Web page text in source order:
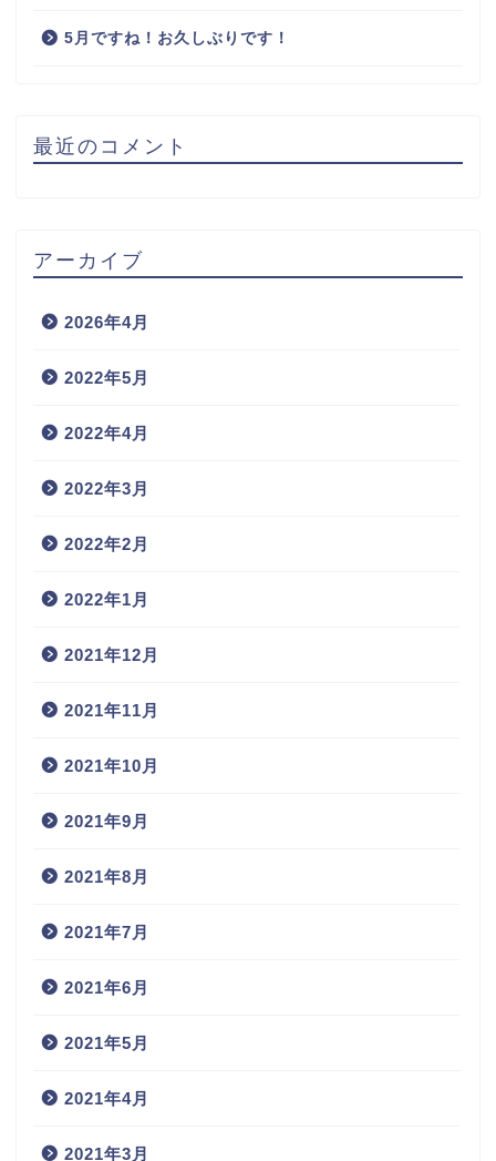
5月ですね！お久しぶりです！
最近のコメント
アーカイブ
2026年4月
2022年5月
2022年4月
2022年3月
2022年2月
2022年1月
2021年12月
2021年11月
2021年10月
2021年9月
2021年8月
2021年7月
2021年6月
2021年5月
2021年4月
2021年3月